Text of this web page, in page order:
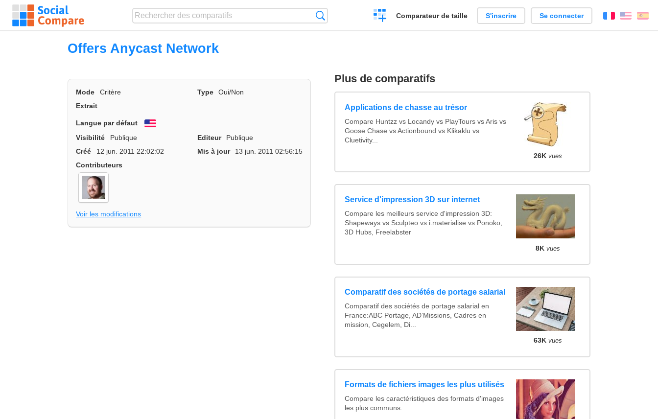
Créer
un
Comparateur de taille S'inscrire Se connecter FrançaisEnglish
Offers Anycast Network
Mode Critère Type
Oui/Non
Extrait
Langue par défaut
Visibilité
Publique Editeur
Publique
Créé
12 jun. 2011 22:02:02 Mis à jour
13 jun. 2011 02:56:15
Contributeurs
Voir les modifications
Plus de comparatifs
Applications de chasse au trésor
Compare Huntzz vs Locandy vs PlayTours vs Aris vs
Goose Chase vs Actionbound vs Klikaklu vs
Cluetivity...
26K vues
Service d'impression 3D sur internet
Compare les meilleurs service d'impression 3D:
Shapeways vs Sculpteo vs i.materialise vs Ponoko,
3D Hubs, Freelabster
8K vues
Comparatif des sociétés de portage salarial
Comparatif des sociétés de portage salarial en
France:ABC Portage, AD’Missions, Cadres en
mission, Cegelem, Di...
63K vues
Formats de fichiers images les plus utilisés
Compare les caractéristiques des formats d'images
les plus communs.